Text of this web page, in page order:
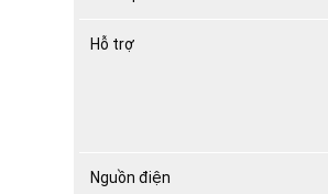
Hỗ trợ
Nguồn điện